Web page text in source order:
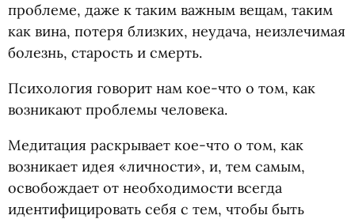
проблеме, даже к таким важным вещам, таким
как вина, потеря близких, неудача, неизлечимая
болезнь, старость и смерть.
Психология говорит нам кое-что о том, как
возникают проблемы человека.
Медитация раскрывает кое-что о том, как
возникает идея «личности», и, тем самым,
освобождает от необходимости всегда
идентифицировать себя с тем, чтобы быть